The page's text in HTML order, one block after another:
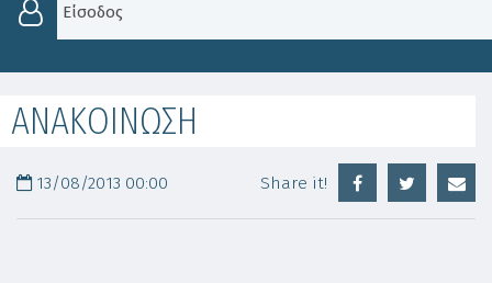
Είσοδος
ΑΝΑΚΟΙΝΩΣΗ
13/08/2013 00:00 Share it!